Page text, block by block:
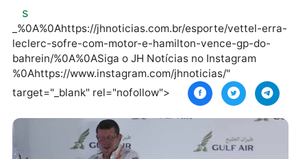
Leia
mai
s
_%0A%0Ahttps://jhnoticias.com.br/esporte/vettel-
leclerc-sofre-com-motor-e-hamilton-vence-gp-do-
bahrein/%0A%0ASiga o JH Notícias no Instagram
%0Ahttps://www.instagram.com/jhnoticias/"
target="_blank" rel="nofollow">